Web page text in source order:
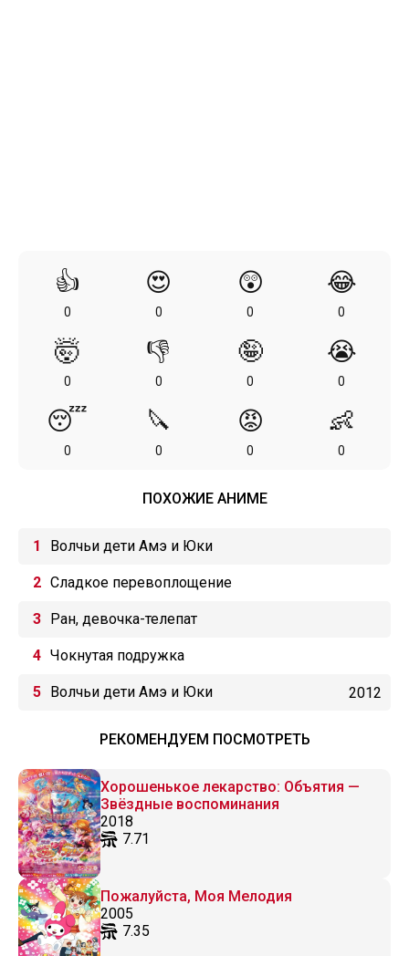
👍
0
😍
0
😲
0
😂
0
🤯
0
👎
0
🤪
0
😭
0
😴
0
🔪
0
😡
0
👶
0
ПОХОЖИЕ АНИМЕ
Волчьи дети Амэ и Юки
Сладкое перевоплощение
Ран, девочка-телепат
Чокнутая подружка
Волчьи дети Амэ и Юки 2012
РЕКОМЕНДУЕМ ПОСМОТРЕТЬ
Хорошенькое лекарство: Объятия —
Звёздные воспоминания
2018
7.71
Пожалуйста, Моя Мелодия
2005
7.35